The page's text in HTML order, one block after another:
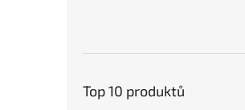
Top 10 produktů